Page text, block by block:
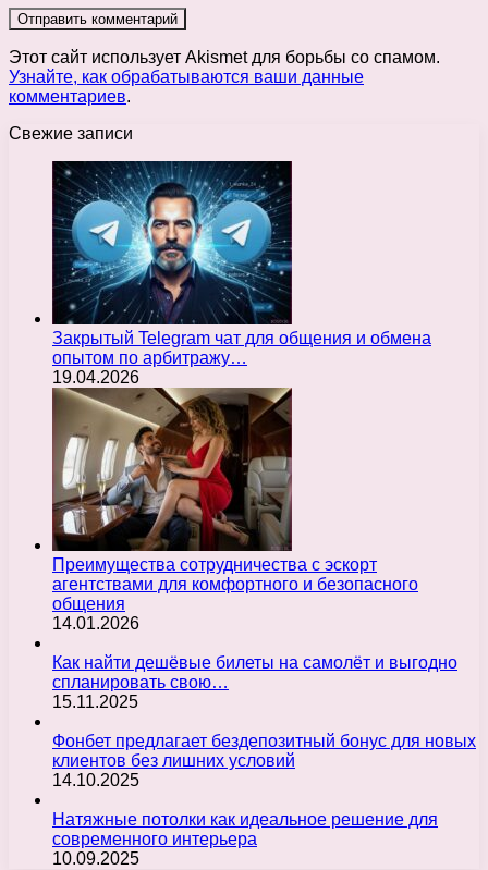
Этот сайт использует Akismet для борьбы со спамом.
Узнайте, как обрабатываются ваши данные
комментариев.
Свежие записи
Закрытый Telegram чат для общения и обмена
опытом по арбитражу…
19.04.2026
Преимущества сотрудничества с эскорт
агентствами для комфортного и безопасного
общения
14.01.2026
Как найти дешёвые билеты на самолёт и выгодно
спланировать свою…
15.11.2025
Фонбет предлагает бездепозитный бонус для новых
клиентов без лишних условий
14.10.2025
Натяжные потолки как идеальное решение для
современного интерьера
10.09.2025